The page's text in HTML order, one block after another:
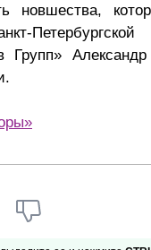
новшества,
Групп»